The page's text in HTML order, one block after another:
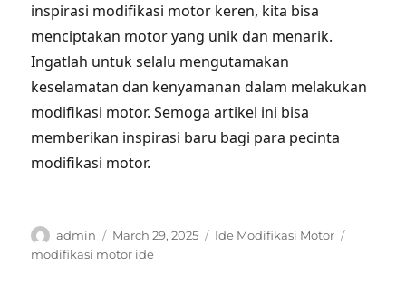
inspirasi modifikasi motor keren, kita bisa
menciptakan motor yang unik dan menarik.
Ingatlah untuk selalu mengutamakan
keselamatan dan kenyamanan dalam melakukan
modifikasi motor. Semoga artikel ini bisa
memberikan inspirasi baru bagi para pecinta
modifikasi motor.
Author
admin
Posted
on
March 29, 2025 Categories
Ide Modifikasi Motor
modifikasi motor ide